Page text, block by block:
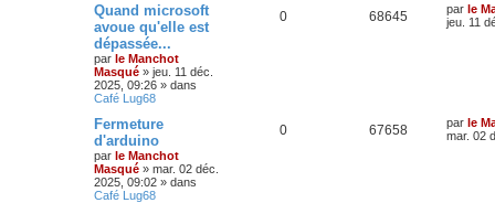
Quand microsoft
avoue qu'elle est
dépassée...
par le Manchot
Masqué » jeu. 11 déc.
2025, 09:26 » dans
Café Lug68
0 68645 par le
jeu. 11
Fermeture
d'arduino
par le Manchot
Masqué » mar. 02 déc.
2025, 09:02 » dans
Café Lug68
0 67658 par le
mar. 02